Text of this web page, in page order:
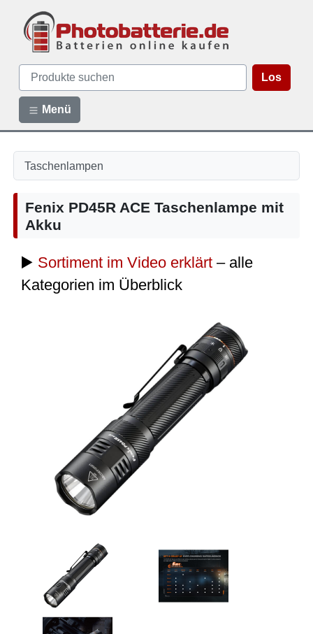
Los
Menü
Taschenlampen
Fenix PD45R ACE Taschenlampe mit
Akku
▶️ Sortiment im Video erklärt – alle
Kategorien im Überblick